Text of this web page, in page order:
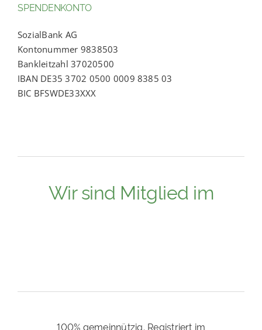
SPENDENKONTO
SozialBank AG
Kontonummer 9838503
Bankleitzahl 37020500
IBAN DE35 3702 0500 0009 8385 03
BIC BFSWDE33XXX
Wir sind Mitglied im
100% gemeinnützig. Registriert im